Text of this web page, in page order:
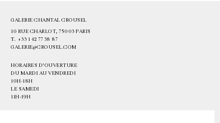
GALERIE CHANTAL CROUSEL
10 RUE CHARLOT, 75003 PARIS
T. +33 1 42 77 38 87
GALERIE@CROUSEL.COM
HORAIRES D'OUVERTURE
DU MARDI AU VENDREDI
10H-18H
LE SAMEDI
11H-19H